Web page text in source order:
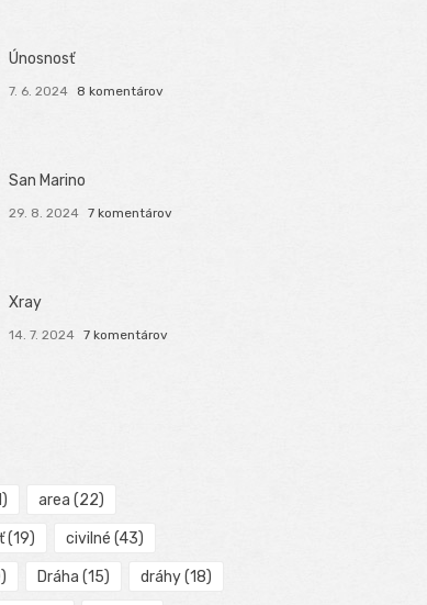
Únosnosť
7. 6. 2024 8 komentárov
San Marino
29. 8. 2024 7 komentárov
Xray
14. 7. 2024 7 komentárov
area (22)
(19) civilné (43)
Dráha (15) dráhy(18)